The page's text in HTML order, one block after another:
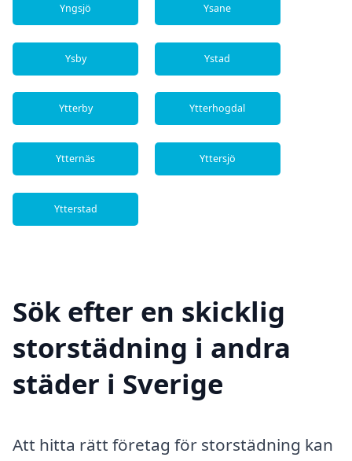
Yngsjö Ysane
Ysby Ystad
Ytterby Ytterhogdal
Ytternäs Yttersjö
Ytterstad
Sök efter en skicklig
storstädning i andra
städer i Sverige
Att hitta rätt företag för storstädning kan